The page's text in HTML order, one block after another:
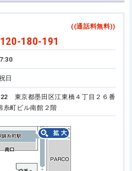
((通話料無料))
180-191
日
東京都墨田区江東橋４丁目２６番
糸町ビル南館２階